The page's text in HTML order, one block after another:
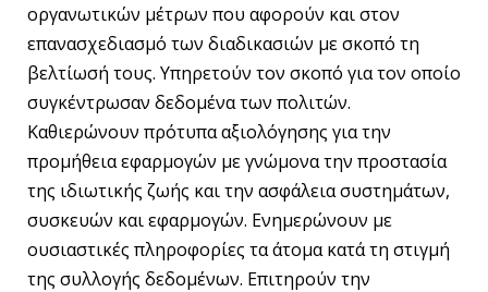
οργανωτικών μέτρων που αφορούν και στον
επανασχεδιασμό των διαδικασιών με σκοπό τη
βελτίωσή τους. Υπηρετούν τον σκοπό για τον οποίο
συγκέντρωσαν δεδομένα των πολιτών.
Καθιερώνουν πρότυπα αξιολόγησης για την
προμήθεια εφαρμογών με γνώμονα την προστασία
της ιδιωτικής ζωής και την ασφάλεια συστημάτων,
συσκευών και εφαρμογών. Ενημερώνουν με
ουσιαστικές πληροφορίες τα άτομα κατά τη στιγμή
της συλλογής δεδομένων. Επιτηρούν την